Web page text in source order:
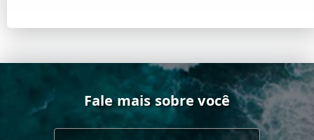
Fale mais sobre você